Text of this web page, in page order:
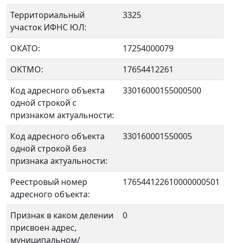
Территориальный
участок ИФНС ЮЛ:
3325
ОКАТО:
17254000079
OKTMO:
17654412261
Код адресного объекта
одной строкой с
признаком актуальности:
33016000155000500
Код адресного объекта
одной строкой без
признака актуальности:
330160001550005
Реестровый номер
адресного объекта:
176544122610000000501
Признак в каком делении
присвоен адрес,
муниципальном/
0